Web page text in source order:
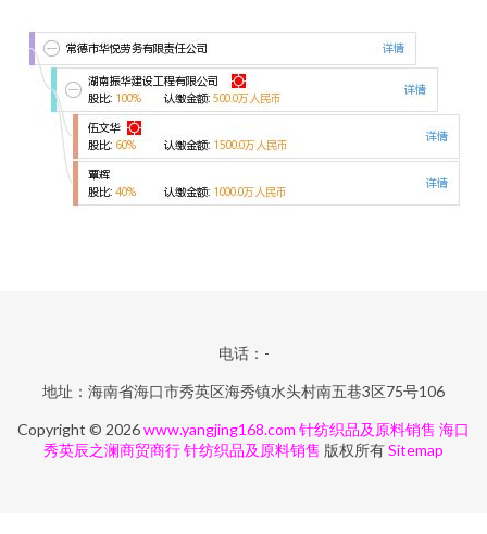
电话：-
地址：海南省海口市秀英区海秀镇水头村南五巷3区75号106
Copyright © 2026www.yangjing168.com 针纺织品及原料销售 海口
秀英辰之澜商贸商行针纺织品及原料销售 版权所有Sitemap